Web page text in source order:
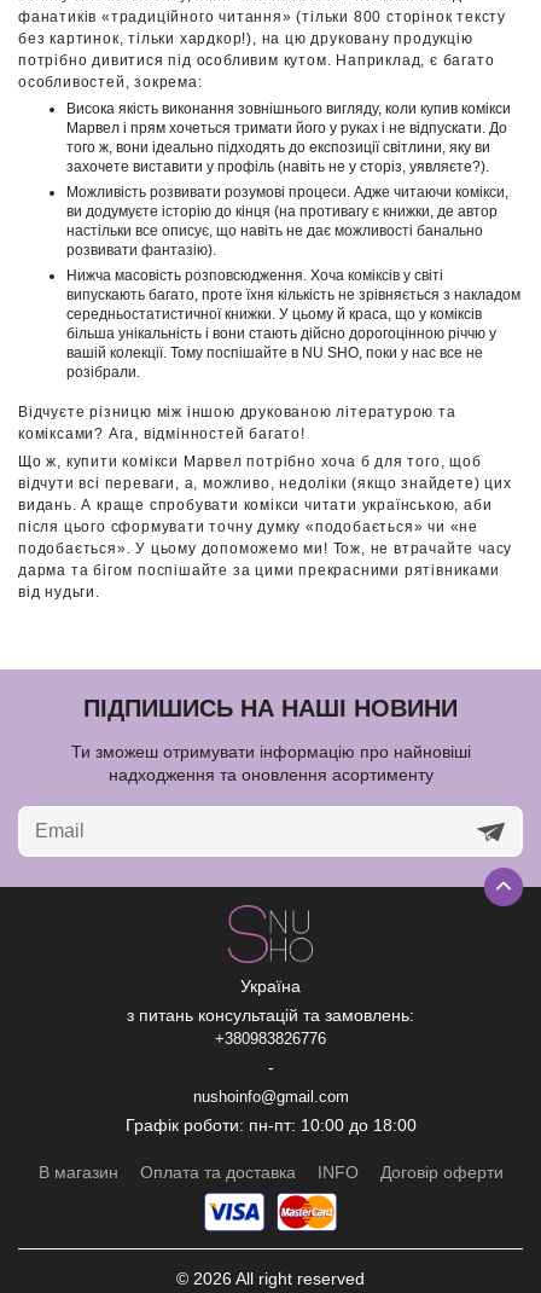
фанатиків «традиційного читання» (тільки 800 сторінок тексту
без картинок, тільки хардкор!), на цю друковану продукцію
потрібно дивитися під особливим кутом. Наприклад, є багато
особливостей, зокрема:
Висока якість виконання зовнішнього вигляду, коли купив комікси
Марвел і прям хочеться тримати його у руках і не відпускати. До
того ж, вони ідеально підходять до експозиції світлини, яку ви
захочете виставити у профіль (навіть не у сторіз, уявляєте?).
Можливість розвивати розумові процеси. Адже читаючи комікси,
ви додумуєте історію до кінця (на противагу є книжки, де автор
настільки все описує, що навіть не дає можливості банально
розвивати фантазію).
Нижча масовість розповсюдження. Хоча коміксів у світі
випускають багато, проте їхня кількість не зрівняється з накладом
середньостатистичної книжки. У цьому й краса, що у коміксів
більша унікальність і вони стають дійсно дорогоцінною річчю у
вашій колекції. Тому поспішайте в NU SHO, поки у нас все не
розібрали.
Відчуєте різницю між іншою друкованою літературою та
коміксами? Ага, відмінностей багато!
Що ж, купити комікси Марвел потрібно хоча б для того, щоб
відчути всі переваги, а, можливо, недоліки (якщо знайдете) цих
видань. А краще спробувати комікси читати українською, аби
після цього сформувати точну думку «подобається» чи «не
подобається». У цьому допоможемо ми! Тож, не втрачайте часу
дарма та бігом поспішайте за цими прекрасними рятівниками
від нудьги.
ПІДПИШИСЬ НА НАШІ НОВИНИ
Ти зможеш отримувати інформацію про найновіші
надходження та оновлення асортименту
Україна
з питань консультацій та замовлень:
+380983826776
-
nushoinfo@gmail.com
Графік роботи: пн-пт: 10:00 до 18:00
В магазин Оплата та доставка INFO Договір оферти
© 2026 All right reserved